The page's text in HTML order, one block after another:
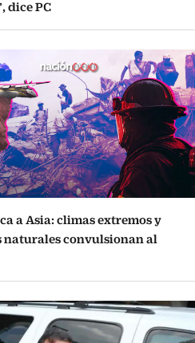
dice PC
a Asia: climas extremos y
naturales convulsionan al